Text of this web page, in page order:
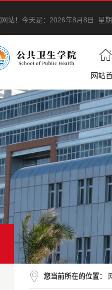
站！ 今天是： 2026年8月8日 星
网站
您当前所在的位置：